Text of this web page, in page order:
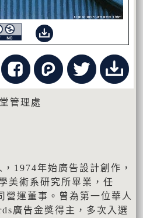
管理處
1974年始廣告設計創作，
美術系研究所畢業，任
營運董事。曾為第一位華人
廣告金獎得主，多次入選